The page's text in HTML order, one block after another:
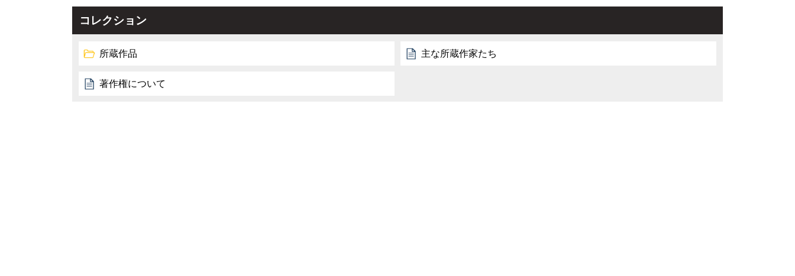
コレクション
所蔵作品 主な所蔵作家たち
著作権について